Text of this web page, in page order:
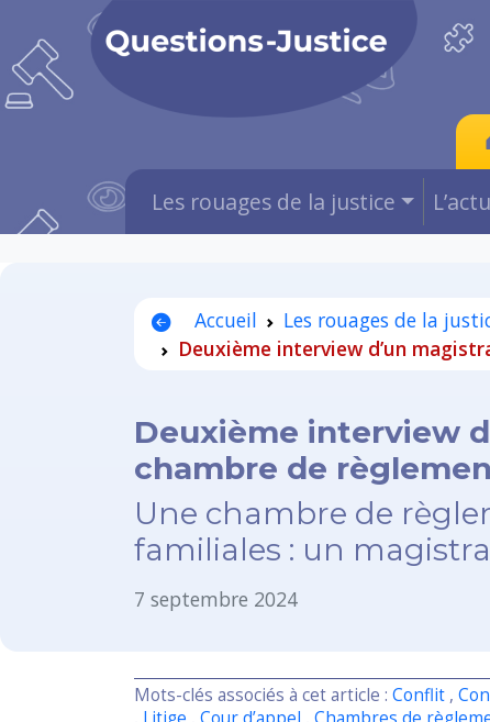
Les rouages de la justice
Accueil Les rouages de la
Deuxième interview d’un
Deuxième interview
chambre de
Une chambre de
familiales : un
7 septembre 2024
Mots-clés associés à cet article : Conflit ,